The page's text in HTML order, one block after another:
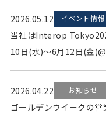
2026.05.12 イベント情報
当社はInterop
10日(水)～6月12日(金
2026.04.22 お知らせ
ゴールデンウイークの営